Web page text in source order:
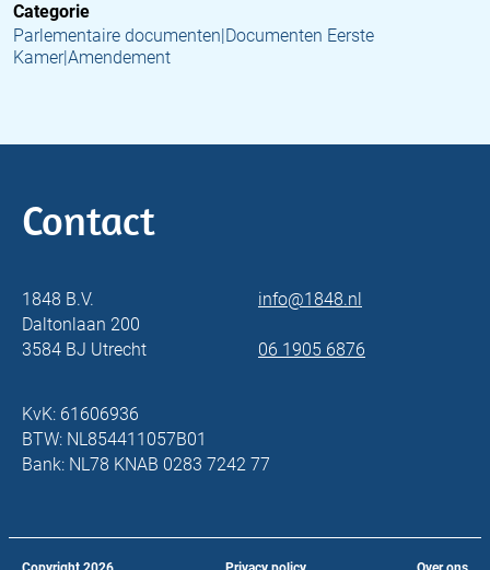
Categorie
Parlementaire documenten|Documenten Eerste
Kamer|Amendement
Contact
1848 B.V.
Daltonlaan 200
3584 BJ Utrecht
info@1848.nl
06 1905 6876
KvK: 61606936
BTW: NL854411057B01
Bank: NL78 KNAB 0283 7242 77